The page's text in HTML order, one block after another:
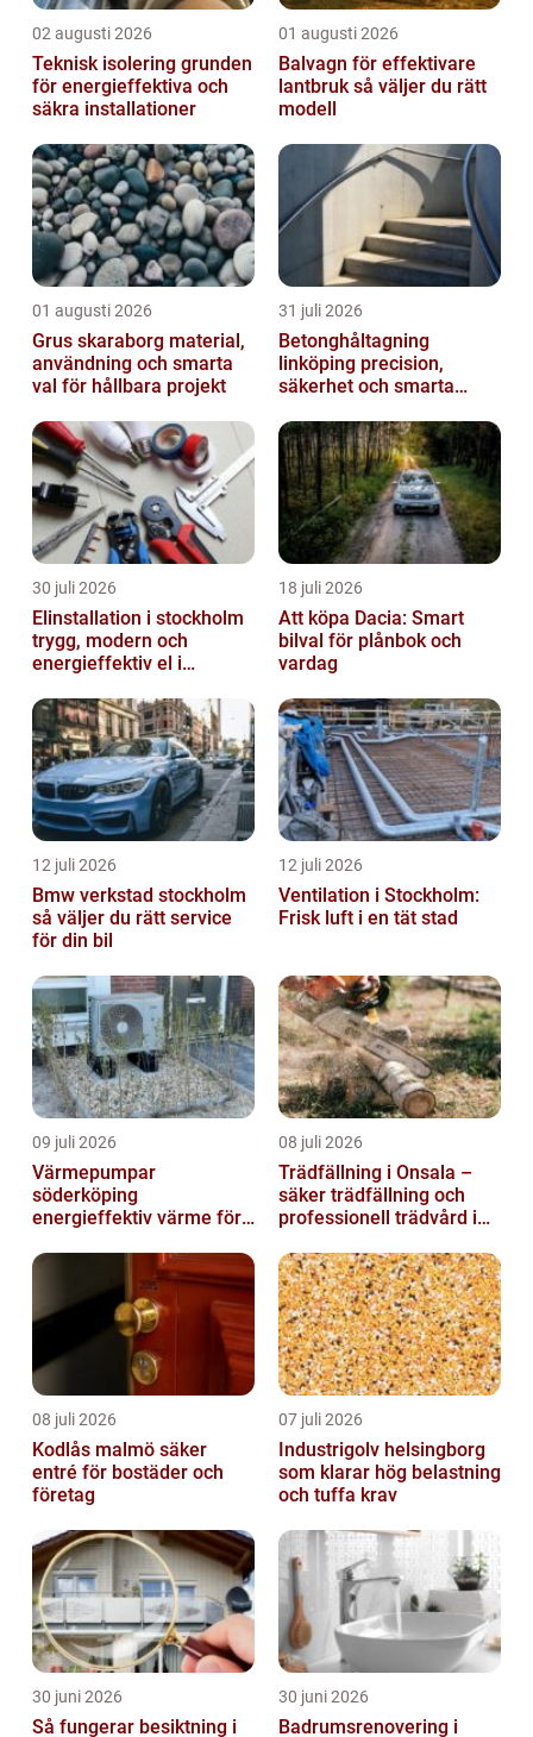
02 augusti 2026
Teknisk isolering grunden
för energieffektiva och
säkra installationer
01 augusti 2026
Balvagn för effektivare
lantbruk så väljer du rätt
modell
01 augusti 2026
Grus skaraborg material,
användning och smarta
val för hållbara projekt
31 juli 2026
Betonghåltagning
linköping precision,
säkerhet och smarta
30 juli 2026
Elinstallation i stockholm
trygg, modern och
energieffektiv el i
18 juli 2026
Att köpa Dacia: Smart
bilval för plånbok och
vardag
12 juli 2026
Bmw verkstad stockholm
så väljer du rätt service
för din bil
12 juli 2026
Ventilation i Stockholm:
Frisk luft i en tät stad
09 juli 2026
Värmepumpar
söderköping
energieffektiv värme för
08 juli 2026
Trädfällning i Onsala –
säker trädfällning och
professionell trädvård i
08 juli 2026
Kodlås malmö säker
entré för bostäder och
företag
07 juli 2026
Industrigolv helsingborg
som klarar hög belastning
och tuffa krav
30 juni 2026
Så fungerar besiktning i
30 juni 2026
Badrumsrenovering i